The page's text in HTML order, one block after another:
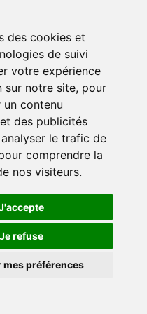
des cookies et
de suivi
votre expérience
sur notre site, pour
contenu
des publicités
le trafic de
comprendre la
nos visiteurs.
Je refuse
mes préférences